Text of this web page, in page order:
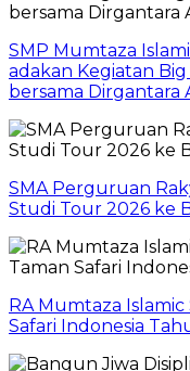
SMP Mumtaza
adakan Kegiatan
bersama Dirgantara
SMA Perguruan
Studi Tour 2026 ke
RA Mumtaza
Safari Indonesia